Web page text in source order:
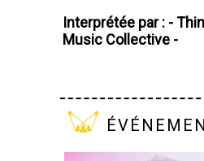
Interprétée par : -
Music Collective -